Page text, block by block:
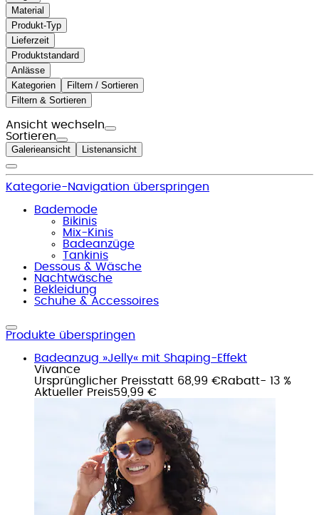
Material
Produkt-Typ
Lieferzeit
Produktstandard
Anlässe
Kategorien
Filtern / Sortieren
Filtern & Sortieren
Ansicht wechseln
Sortieren
Galerieansicht Listenansicht
Kategorie-Navigation überspringen
Bademode
Bikinis
Mix-Kinis
Badeanzüge
Tankinis
Dessous & Wäsche
Nachtwäsche
Bekleidung
Schuhe & Accessoires
Produkte überspringen
Badeanzug »Jelly« mit Shaping-Effekt
Vivance
Ursprünglicher Preisstatt 68,99 €Rabatt- 13 %
Aktueller Preis59,99 €